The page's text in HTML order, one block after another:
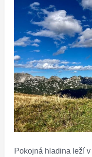
Pokojná hladina leží